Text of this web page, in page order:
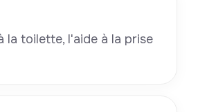
la toilette, l'aide à la prise